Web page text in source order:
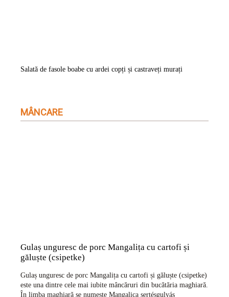
Salată de fasole boabe cu ardei copți și castraveți murați
MÂNCARE
Gulaș unguresc de porc Mangalița cu cartofi și
găluște (csipetke)
Gulaș unguresc de porc Mangalița cu cartofi și găluște (csipetke)
este una dintre cele mai iubite mâncăruri din bucătăria maghiară.
În limba maghiară se numește Mangalica sertésgulyás